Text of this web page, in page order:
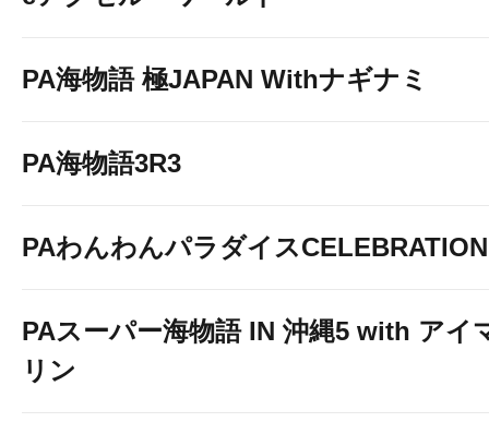
PA海物語 極JAPAN Withナギナミ
PA海物語3R3
PAわんわんパラダイスCELEBRATION
PAスーパー海物語 IN 沖縄5 with アイ
リン